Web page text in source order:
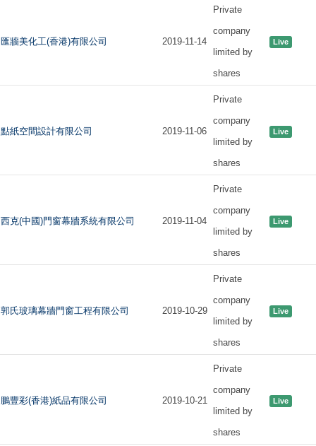
匯牆美化工(香港)有限公司 2019-11-14
Private
company
limited by
shares
Live
點紙空間設計有限公司 2019-11-06
Private
company
limited by
shares
Live
西克(中國)門窗幕牆系統有限公司 2019-11-04
Private
company
limited by
shares
Live
郭氏玻璃幕牆門窗工程有限公司 2019-10-29
Private
company
limited by
shares
Live
鵬豐彩(香港)紙品有限公司 2019-10-21
Private
company
limited by
shares
Live